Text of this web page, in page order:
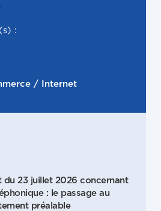
:
/ Internet
du 23 juillet 2026 concernant
: le passage au
préalable